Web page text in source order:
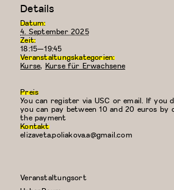
Details
Datum:
4. September 2025
Zeit:
18:15—19:45
Veranstaltungskategorien:
Kurse, Kurse für Erwachsene
Veranstaltungsort
Preis
You can register via USC or email. If you
you can pay between 10 and 20 euros
the payment
Kontakt
elizaveta.poliakova.a@gmail.com